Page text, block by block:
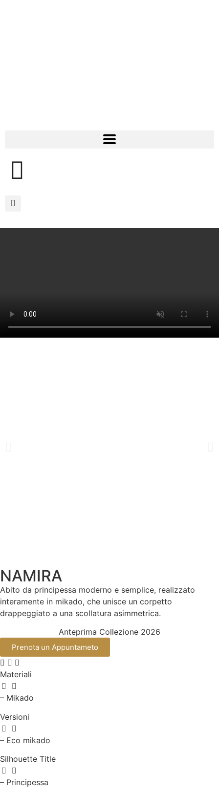
NAMIRA
Abito da principessa moderno e semplice, realizzato
interamente in mikado, che unisce un corpetto
drappeggiato a una scollatura asimmetrica.
Anteprima Collezione 2026
Prenota un Appuntameto
Materiali
– Mikado
Versioni
– Eco mikado
Silhouette Title
– Principessa